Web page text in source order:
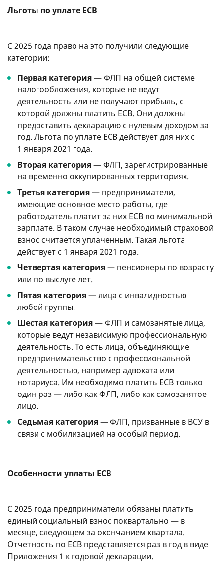
Льготы по уплате ЕСВ
С 2025 года право на это получили следующие
категории:
Первая категория— ФЛП на общей системе
налогообложения, которые не ведут
деятельность или не получают прибыль, с
которой должны платить ЕСВ. Они должны
предоставить декларацию с нулевым доходом за
год. Льгота по уплате ЕСВ действует для них с
1 января 2021 года.
Вторая категория— ФЛП, зарегистрированные
на временно оккупированных территориях.
Третья категория— предприниматели,
имеющие основное место работы, где
работодатель платит за них ЕСВ по минимальной
зарплате. В таком случае необходимый страховой
взнос считается уплаченным. Такая льгота
действует с 1 января 2021 года.
Четвертая категория— пенсионеры по возрасту
или по выслуге лет.
Пятая категория— лица с инвалидностью
любой группы.
Шестая категория— ФЛП и самозанятые лица,
которые ведут независимую профессиональную
деятельность. То есть лица, объединяющие
предпринимательство с профессиональной
деятельностью, например адвоката или
нотариуса. Им необходимо платить ЕСВ только
один раз — либо как ФЛП, либо как самозанятое
лицо.
Седьмая категория— ФЛП, призванные в ВСУ в
связи с мобилизацией на особый период.
Особенности уплаты ЕСВ
С 2025 года предприниматели обязаны платить
единый социальный взнос поквартально — в
месяце, следующем за окончанием квартала.
Отчетность по ЕСВ представляется раз в год в виде
Приложения 1 к годовой декларации.